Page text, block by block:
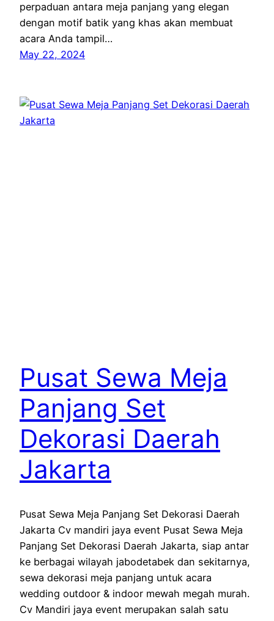
perpaduan antara meja panjang yang elegan
dengan motif batik yang khas akan membuat
acara Anda tampil…
May 22, 2024
Pusat Sewa Meja
Panjang Set
Dekorasi Daerah
Jakarta
Pusat Sewa Meja Panjang Set Dekorasi Daerah
Jakarta Cv mandiri jaya event Pusat Sewa Meja
Panjang Set Dekorasi Daerah Jakarta, siap antar
ke berbagai wilayah jabodetabek dan sekitarnya,
sewa dekorasi meja panjang untuk acara
wedding outdoor & indoor mewah megah murah.
Cv Mandiri jaya event merupakan salah satu